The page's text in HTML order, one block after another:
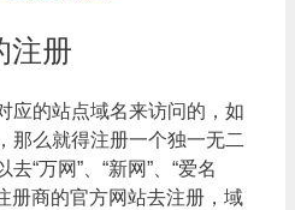
注册
应的站点域名来访问的，如
那么就得注册一个独一无二
“万网”、“新网”、“爱名
册商的官方网站去注册，域